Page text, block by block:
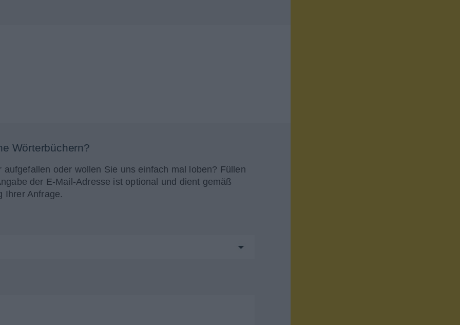
Wörterbüchern?
oder wollen Sie uns einfach mal loben? Füllen
der E-Mail-Adresse ist optional und dient gemäß
Ihrer Anfrage.